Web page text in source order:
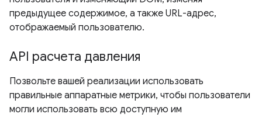
предыдущее содержимое, а также URL-адрес,
отображаемый пользователю.
API расчета давления
Позвольте вашей реализации использовать
правильные аппаратные метрики, чтобы пользователи
могли использовать всю доступную им